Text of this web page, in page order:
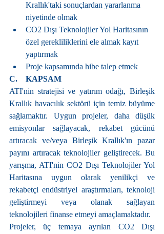
Krallık'taki sonuçlardan yararlanma
niyetinde olmak
CO2 Dışı Teknolojiler Yol Haritasının
özel gerekliliklerini ele almak kayıt
yaptırmak
Proje kapsamında hibe talep etmek
C.    KAPSAM
ATI'nin stratejisi ve yatırım odağı, Birleşik
Krallık havacılık sektörü için temiz büyüme
sağlamaktır. Uygun projeler, daha düşük
emisyonlar sağlayacak, rekabet gücünü
artıracak ve/veya Birleşik Krallık'ın pazar
payını artıracak teknolojiler geliştirecek. Bu
yarışma, ATI'nin CO2 Dışı Teknolojiler Yol
Haritasına uygun olarak yenilikçi ve
rekabetçi endüstriyel araştırmaları, teknoloji
geliştirmeyi veya olanak sağlayan
teknolojileri finanse etmeyi amaçlamaktadır.
Projeler, üç temaya ayrılan CO2 Dışı